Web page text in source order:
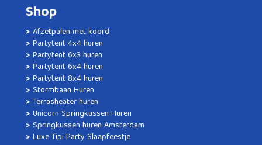
Shop
Afzetpalen met koord
Partytent 4x4 huren
Partytent 6x3 huren
Partytent 6x4 huren
Partytent 8x4 huren
Stormbaan Huren
Terrasheater huren
Unicorn Springkussen Huren
Springkussen huren Amsterdam
Luxe Tipi Party Slaapfeestje